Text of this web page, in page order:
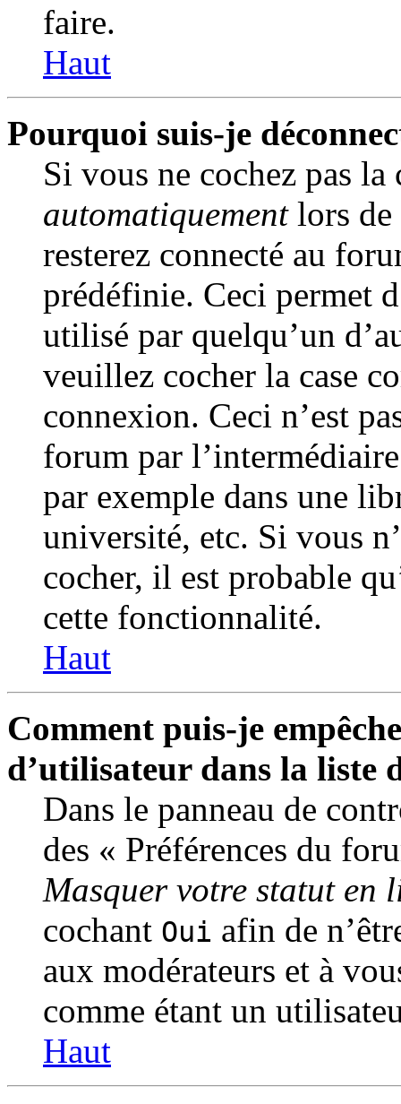
faire.
Haut
Pourquoi suis-je
Si vous ne cochez pas la
automatiquementlors de
resterez connecté au
prédéfinie. Ceci permet
utilisé par quelqu’un
veuillez cocher la case
connexion. Ceci n’est
forum par
par exemple dans une
université, etc. Si vous
cocher, il est probable
cette fonctionnalité.
Haut
Comment puis-je
d’utilisateur dans la liste
Dans le panneau de
des « Préférences du
Masquer votre statut en
cochant Oui afin de
aux modérateurs et à
comme étant un
Haut